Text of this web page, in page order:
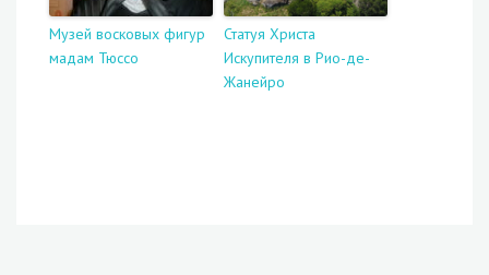
Музей восковых фигур
мадам Тюссо
Статуя Христа
Искупителя в Рио-де-
Жанейро